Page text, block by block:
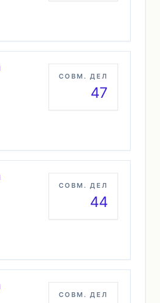
СОВМ. ДЕЛ
47
СОВМ. ДЕЛ
44
СОВМ. ДЕЛ